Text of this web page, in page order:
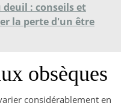
: conseils et
la perte d'un être
obsèques
considérablement en